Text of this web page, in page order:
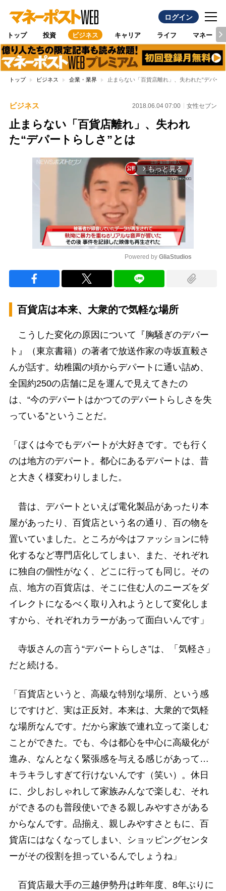
ログイン
トップ 投資 ビジネス キャリア ライフ マネー
トップ ビジネス 企業・業界 止まらない「百貨店離れ」、失われた“デパー
ビジネス 2018.06.04 07:00 女性セブン
止まらない「百貨店離れ」、失われ
た“デパートらしさ”とは
arrow_forward_ios もっと見る
Powered by GliaStudios
百貨店は本来、大衆的で気軽な場所
こうした変化の原因について『胸騒ぎのデパー
ト』（東京書籍）の著者で放送作家の寺坂直毅さ
んが話す。幼稚園の頃からデパートに通い詰め、
全国約250の店舗に足を運んで見えてきたの
は、“今のデパートはかつてのデパートらしさを失
っている”ということだ。
「ぼくは今でもデパートが大好きです。でも行く
のは地方のデパート。都心にあるデパートは、昔
と大きく様変わりしました。
昔は、デパートといえば電化製品があったり本
屋があったり、百貨店という名の通り、百の物を
置いていました。ところが今はファッションに特
化するなど専門店化してしまい、また、それぞれ
に独自の個性がなく、どこに行っても同じ。その
点、地方の百貨店は、そこに住む人のニーズをダ
イレクトになるべく取り入れようとして変化しま
すから、それぞれカラーがあって面白いんです」
寺坂さんの言う“デパートらしさ”は、「気軽さ」
だと続ける。
「百貨店というと、高級な特別な場所、という感
じですけど、実は正反対。本来は、大衆的で気軽
な場所なんです。だから家族で連れ立って楽しむ
ことができた。でも、今は都心を中心に高級化が
進み、なんとなく緊張感を与える感じがあって…
キラキラしすぎて行けないんです（笑い）。休日
に、少しおしゃれして家族みんなで楽しむ、それ
ができるのも普段使いできる親しみやすさがある
からなんです。品揃え、親しみやすさともに、百
貨店にはなくなってしまい、ショッピングセンタ
ーがその役割を担っているんでしょうね」
百貨店最大手の三越伊勢丹は昨年度、8年ぶりに